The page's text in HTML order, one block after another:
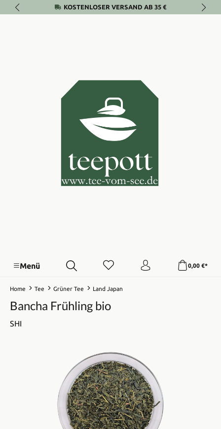
Zum Hauptinhalt springenKOSTENLOSER VERSAND AB 35 €
Menü 0,00 €*
Home Tee Grüner Tee Land Japan
Bancha Frühling bio
SHI
Bildergalerie überspringen